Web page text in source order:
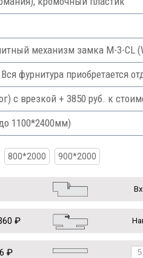
механизм замка M-3-CL
фурнитура приобретается
с врезкой + 3850 руб. к
1100*2400мм)
800*2000 900*2000
₽
₽